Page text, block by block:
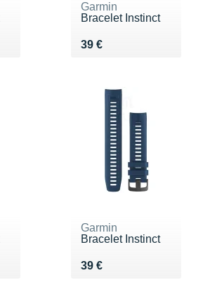
Garmin
Bracelet Instinct
39 €
Vendu 39 €
Garmin
Bracelet Instinct
39 €
Vendu 39 €